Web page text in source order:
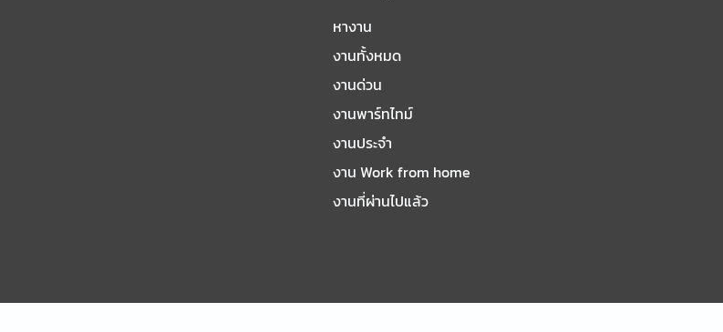
หางาน
งานทั้งหมด
งานด่วน
งานพาร์ทไทม์
งานประจำ
งาน Work from home
งานที่ผ่านไปแล้ว